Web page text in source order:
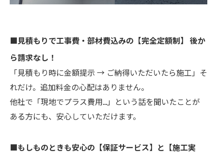
■見積もりで工事費・部材費込みの【完全定額制】 後か
ら請求なし！
「見積もり時に金額提示 → ご納得いただいたら施工」そ
れだけ。追加料金の心配はありません。
他社で「現地でプラス費用…」という話を聞いたことが
ある方にも、安心していただけます。
■もしものときも安心の【保証サービス】と【施工実